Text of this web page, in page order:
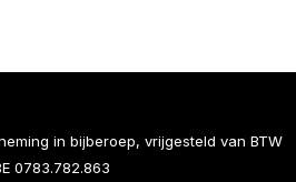
in bijberoep, vrijgesteld van BTW
0783.782.863